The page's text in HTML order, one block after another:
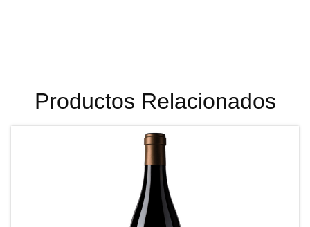
Productos Relacionados